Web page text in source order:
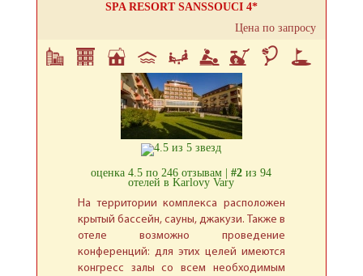
SPA RESORT SANSSOUCI 4*
Цена по запросу
оценка 4.5 по 246 отзывам |#2 из 94
отелей в Karlovy Vary
На территории комплекса расположен
крытый бассейн, сауны, джакузи. Также в
отеле возможно проведение
конференций: для этих целей имеются
конгресс залы со всем необходимым